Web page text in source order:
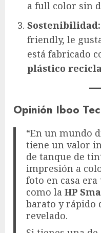
a full color sin
Sostenibilidad:
friendly, le
está fabricado
plástico
Opinión Iboo
“En un mundo
tiene un valor
de tanque de
impresión a
foto en casa
como laHP
barato y rápido
revelado.